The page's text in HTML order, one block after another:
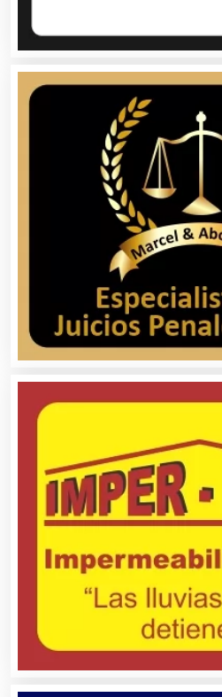
Boutiques
Buceo
Cafeterías
Cajas de Ahorro
Cámaras de Comercio
Cancelería de Aluminio
Capacitación
Carnicerías
Carpinterías